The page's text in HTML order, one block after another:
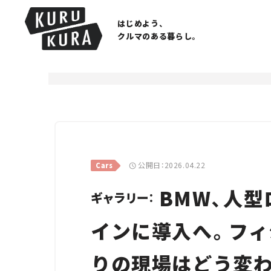
はじめよう、
クルマのある暮らし。
Cars 公開日：2026.04.22
ギャラリー： BMW、人
インに導入へ。フ
りの現場はどう変